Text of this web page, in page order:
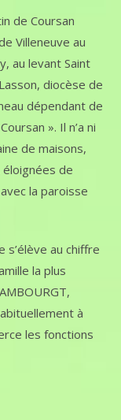
de Coursan
Villeneuve au
au levant Saint
diocèse de
dépendant de
». Il n’a ni
de maisons,
de
la paroisse
s’élève au chiffre
la plus
à
les fonctions